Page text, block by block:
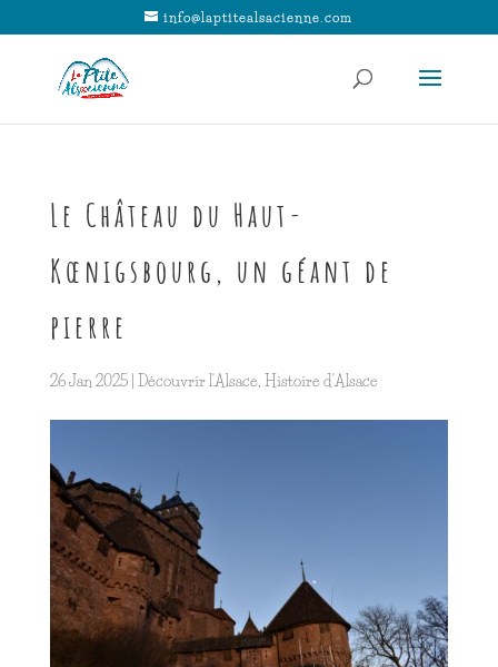
info@laptitealsacienne.com
Le Château du Haut-
Kœnigsbourg, un géant de
pierre
26 Jan 2025| Découvrir l'Alsace, Histoire d'Alsace